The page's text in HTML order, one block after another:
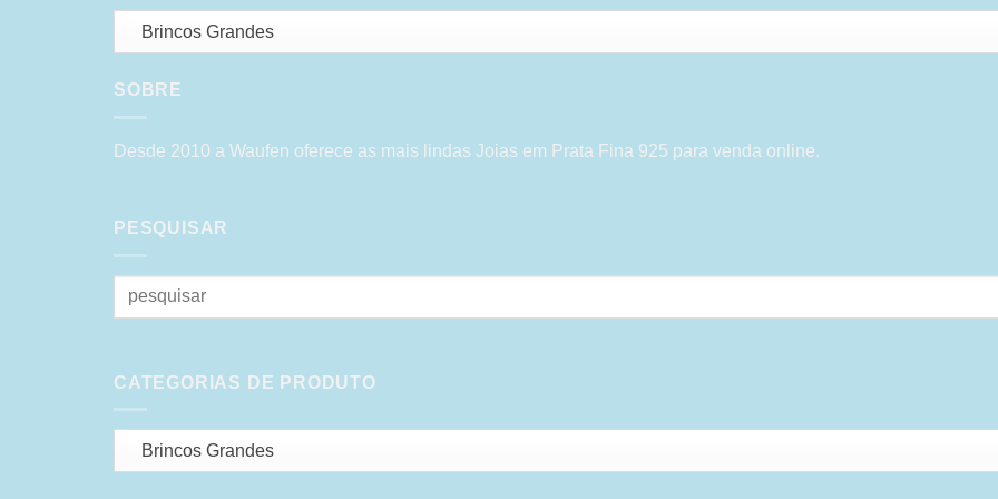
Brincos Grandes
SOBRE
Desde 2010 a Waufen oferece as mais lindas Joias em Prata Fina 925 para venda online.
PESQUISAR
Pesquisar
CATEGORIAS DE PRODUTO
Brincos Grandes